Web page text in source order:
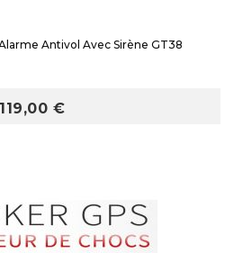
Antivol Avec Sirène GT38
119,00 €